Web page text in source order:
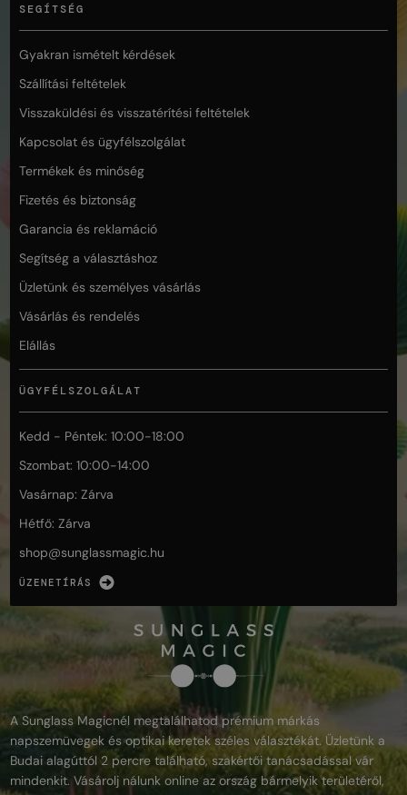
SEGÍTSÉG
Gyakran ismételt kérdések
Szállítási feltételek
Visszaküldési és visszatérítési feltételek
Kapcsolat és ügyfélszolgálat
Termékek és minőség
Fizetés és biztonság
Garancia és reklamáció
Segítség a választáshoz
Üzletünk és személyes vásárlás
Vásárlás és rendelés
Elállás
ÜGYFÉLSZOLGÁLAT
Kedd - Péntek: 10:00-18:00
Szombat: 10:00-14:00
Vasárnap: Zárva
Hétfő: Zárva
shop@sunglassmagic.hu
ÜZENETÍRÁS
A Sunglass Magicnél megtalálhatod prémium márkás
napszemüvegek és optikai keretek széles választékát. Üzletünk a
Budai alagúttól 2 percre található, szakértői tanácsadással vár
mindenkit. Vásárolj nálunk online az ország bármelyik területéről,